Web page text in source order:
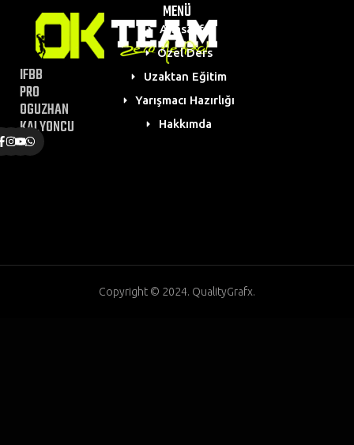
IFBB
PRO
OGUZHAN
KALYONCU
MENÜ
Anasayfa
Özel Ders
Uzaktan Eğitim
Yarışmacı Hazırlığı
Hakkımda
Copyright © 2024. QualityGrafx.